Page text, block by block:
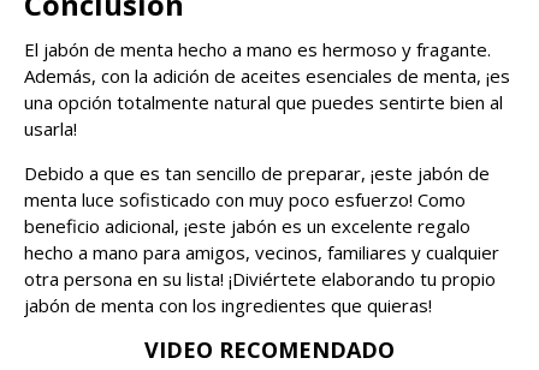
El jabón de menta hecho a mano es hermoso y fragante.
Además, con la adición de aceites esenciales de menta, ¡es
una opción totalmente natural que puedes sentirte bien al
usarla!
Debido a que es tan sencillo de preparar, ¡este jabón de
menta luce sofisticado con muy poco esfuerzo! Como
beneficio adicional, ¡este jabón es un excelente regalo
hecho a mano para amigos, vecinos, familiares y cualquier
otra persona en su lista! ¡Diviértete elaborando tu propio
jabón de menta con los ingredientes que quieras!
VIDEO RECOMENDADO